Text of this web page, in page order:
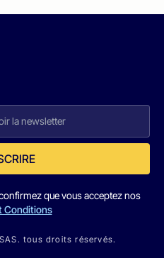
que vous acceptez nos
Conditions
tous droits réservés.